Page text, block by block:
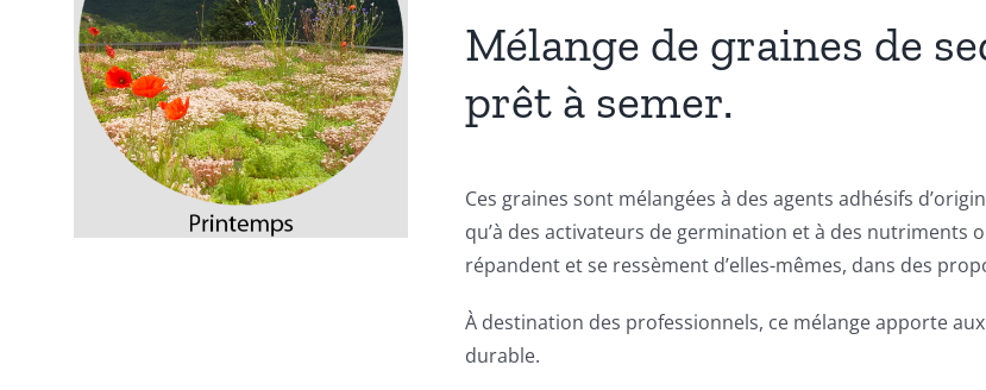
Mélange de graines de
prêt à semer.
Ces graines sont mélangées à des agents adhésifs
qu’à des activateurs de germination et à des nutriments
répandent et se ressèment d’elles-mêmes, dans des
À destination des professionnels, ce mélange apporte
durable.